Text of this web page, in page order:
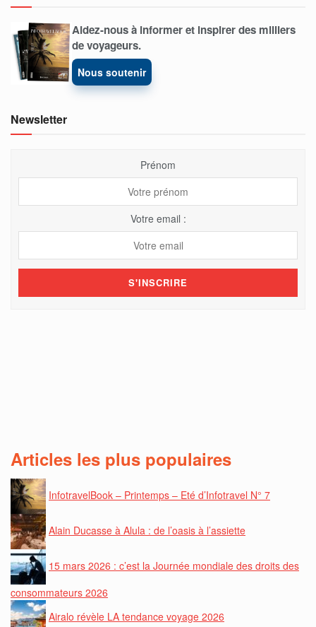
Aidez-nous à informer et inspirer des milliers
de voyageurs.
Nous soutenir
Newsletter
Prénom
Votre email :
Articles les plus populaires
InfotravelBook – Printemps – Eté d’Infotravel N° 7
Alain Ducasse à Alula : de l’oasis à l’assiette
15 mars 2026 : c’est la Journée mondiale des droits des
consommateurs 2026
Airalo révèle LA tendance voyage 2026